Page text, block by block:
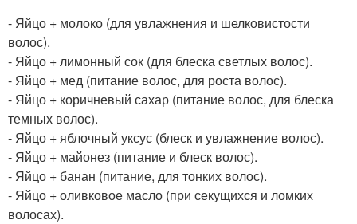
- Яйцо + молоко (для увлажнения и шелковистости
волос).
- Яйцо + лимонный сок (для блеска светлых волос).
- Яйцо + мед (питание волос, для роста волос).
- Яйцо + коричневый сахар (питание волос, для блеска
темных волос).
- Яйцо + яблочный уксус (блеск и увлажнение волос).
- Яйцо + майонез (питание и блеск волос).
- Яйцо + банан (питание, для тонких волос).
- Яйцо + оливковое масло (при секущихся и ломких
волосах).